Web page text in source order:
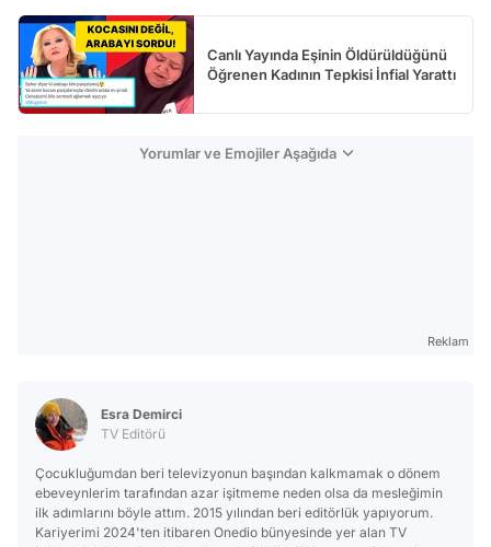
Canlı Yayında Eşinin Öldürüldüğünü
Öğrenen Kadının Tepkisi İnfial Yarattı
Yorumlar ve Emojiler Aşağıda
Reklam
Esra Demirci
TV Editörü
Çocukluğumdan beri televizyonun başından kalkmamak o dönem
ebeveynlerim tarafından azar işitmeme neden olsa da mesleğimin
ilk adımlarını böyle attım. 2015 yılından beri editörlük yapıyorum.
Kariyerimi 2024'ten itibaren Onedio bünyesinde yer alan TV